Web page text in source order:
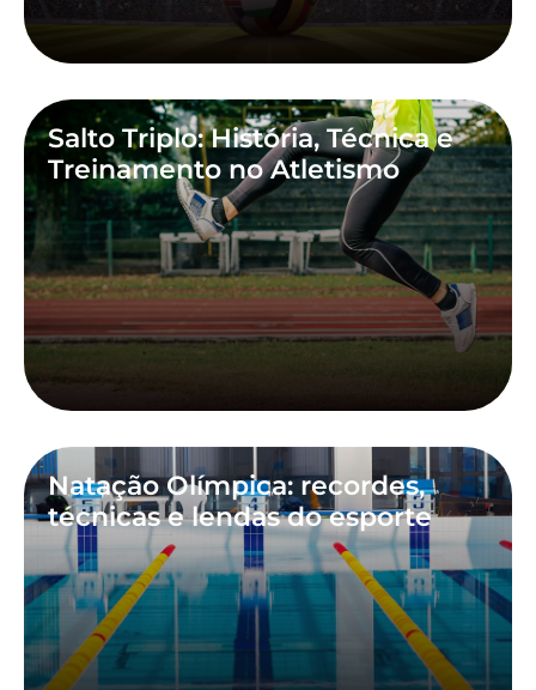
Salto Triplo: História, Técnica e
Treinamento no Atletismo
Natação Olímpica: recordes,
técnicas e lendas do esporte